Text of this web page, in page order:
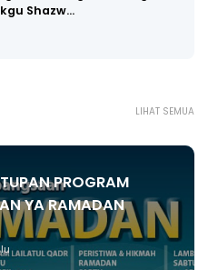
Shazw…
LIHAT SEMUA
PROGRAM
YA RAMADAN